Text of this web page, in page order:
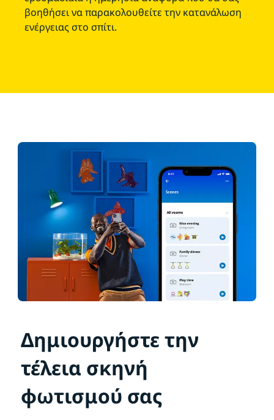
βοηθήσει να παρακολουθείτε την κατανάλωση
ενέργειας στο σπίτι.
Δημιουργήστε την
τέλεια σκηνή
φωτισμού σας